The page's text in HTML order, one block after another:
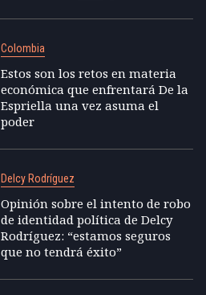
Colombia
Estos son los retos en materia
económica que enfrentará De la
Espriella una vez asuma el
poder
Delcy Rodríguez
Opinión sobre el intento de robo
de identidad política de Delcy
Rodríguez: “estamos seguros
que no tendrá éxito”